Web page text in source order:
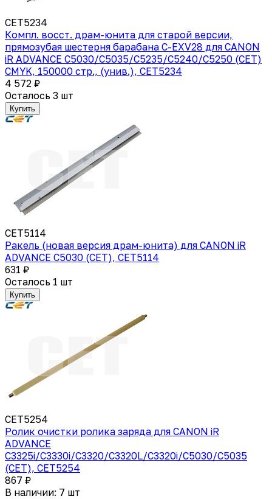
CET5234
Компл. восст. драм-юнита для старой версии,
прямозубая шестерня барабана C-EXV28 для CANON
iR ADVANCE C5030/C5035/C5235/C5240/C5250 (CET)
CMYK, 150000 стр., (унив.), CET5234
4 572 ₽
Осталось 3 шт
Купить
CET5114
Ракель (новая версия драм-юнита) для CANON iR
ADVANCE C5030 (CET), CET5114
631 ₽
Осталось 1 шт
Купить
CET5254
Ролик очистки ролика заряда для CANON iR
ADVANCE
C3325i/C3330i/C3320/C3320L/C3320i/C5030/C5035
(CET), CET5254
867 ₽
В наличии: 7 шт